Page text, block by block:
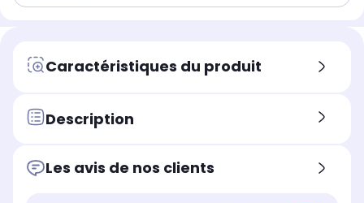
Caractéristiques du produit
Description
Les avis de nos clients